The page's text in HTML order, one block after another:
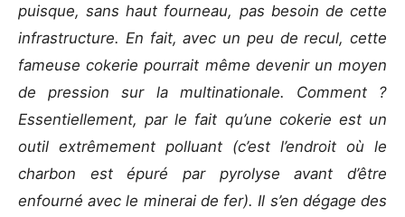
puisque, sans haut fourneau, pas besoin de cette
infrastructure. En fait, avec un peu de recul, cette
fameuse cokerie pourrait même devenir un moyen
de pression sur la multinationale. Comment ?
Essentiellement, par le fait qu’une cokerie est un
outil extrêmement polluant (c’est l’endroit où le
charbon est épuré par pyrolyse avant d’être
enfourné avec le minerai de fer). Il s’en dégage des